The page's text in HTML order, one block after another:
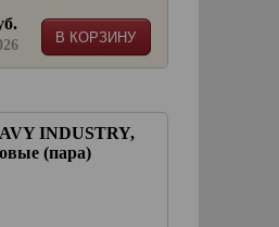
В КОРЗИНУ
INDUSTRY,
(пара)